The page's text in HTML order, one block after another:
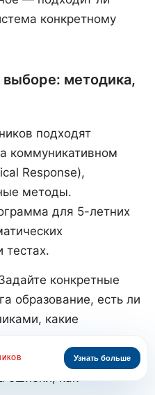
конкретному
методика,
подходят
коммуникативном
Response),
методы.
для 5-летних
тестах.
конкретные
образование, есть ли
какие
— смотрите
говорит с
ошибки, как
Узнать больше